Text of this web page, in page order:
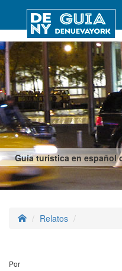
Guía turística en español
Relatos
Por